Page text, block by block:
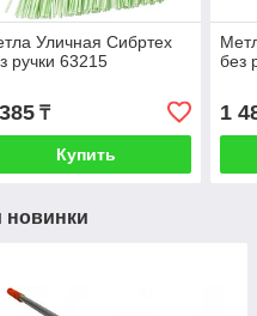
Уличная Сибртех
ручки 63215
₸
Купить
без
1
новинки